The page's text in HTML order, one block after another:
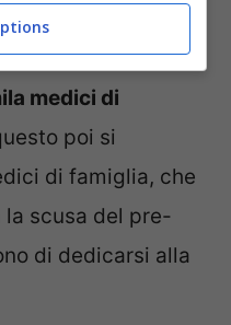
di cui:
10mila nei
medici di
poi si
di famiglia, che
la scusa del pre-
di dedicarsi alla